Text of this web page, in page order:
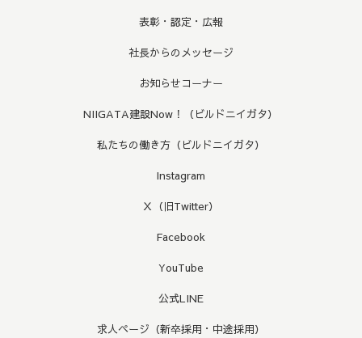
表彰・認定・広報
社長からのメッセージ
お知らせコーナー
NIIGATA建設Now！（ビルドニイガタ）
私たちの働き方（ビルドニイガタ）
Instagram
Ｘ（旧Twitter）
Facebook
YouTube
公式LINE
求人ページ（新卒採用・中途採用）